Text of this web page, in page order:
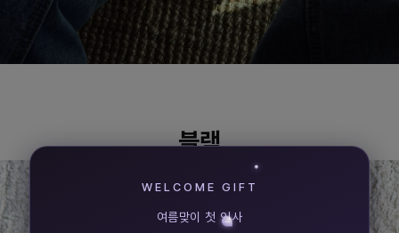
블랙
WELCOME GIFT
여름맞이 첫 인사